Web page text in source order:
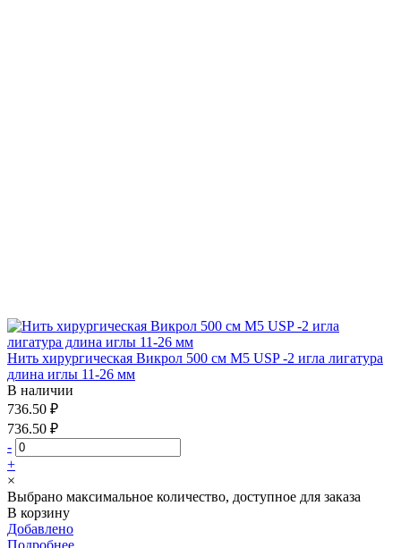
Нить хирургическая Викрол 500 см М5 USP -2 игла лигатура
длина иглы 11-26 мм
В наличии
736.50 ₽
736.50 ₽
-
+
×
Выбрано максимальное количество, доступное для заказа
В корзину
Добавлено
Подробнее